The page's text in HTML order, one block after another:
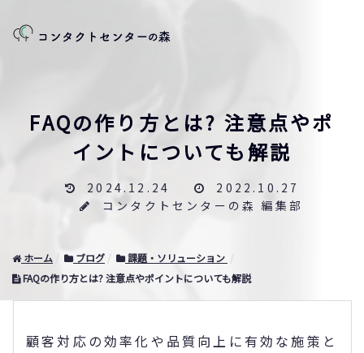
FAQの作り方とは? 注意点やポ
イントについても解説
2024.12.24
2022.10.27
コンタクトセンターの森 編集部
ホーム ブログ
課題・ソリューション
FAQの作り方とは? 注意点やポイントについても解説
顧客対応の効率化や品質向上に有効な施策と